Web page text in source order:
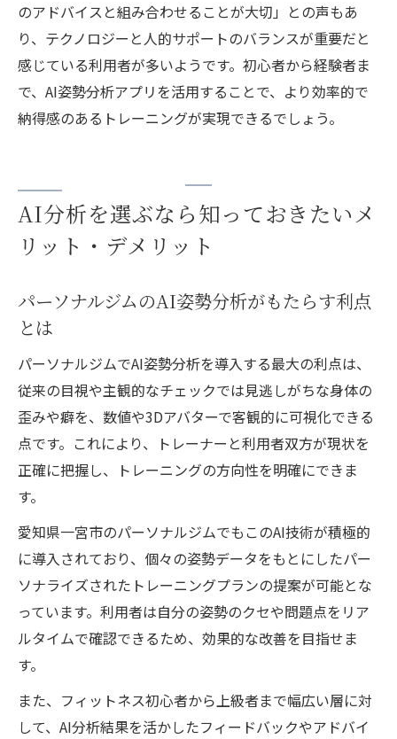
のアドバイスと組み合わせることが大切」との声もあ
り、テクノロジーと人的サポートのバランスが重要だと
感じている利用者が多いようです。初心者から経験者ま
で、AI姿勢分析アプリを活用することで、より効率的で
納得感のあるトレーニングが実現できるでしょう。
AI分析を選ぶなら知っておきたいメ
リット・デメリット
パーソナルジムのAI姿勢分析がもたらす利点
とは
パーソナルジムでAI姿勢分析を導入する最大の利点は、
従来の目視や主観的なチェックでは見逃しがちな身体の
歪みや癖を、数値や3Dアバターで客観的に可視化できる
点です。これにより、トレーナーと利用者双方が現状を
正確に把握し、トレーニングの方向性を明確にできま
す。
愛知県一宮市のパーソナルジムでもこのAI技術が積極的
に導入されており、個々の姿勢データをもとにしたパー
ソナライズされたトレーニングプランの提案が可能とな
っています。利用者は自分の姿勢のクセや問題点をリア
ルタイムで確認できるため、効果的な改善を目指せま
す。
また、フィットネス初心者から上級者まで幅広い層に対
して、AI分析結果を活かしたフィードバックやアドバイ